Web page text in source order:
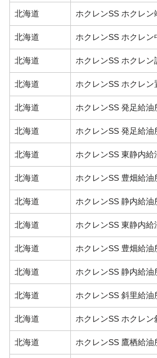
北海道 ホクレンSS ホクレン
北海道 ホクレンSS ホクレン
北海道 ホクレンSS ホクレン
北海道 ホクレンSS ホクレン
北海道 ホクレンSS 発足給油
北海道 ホクレンSS 発足給油
北海道 ホクレンSS 東静内給
北海道 ホクレンSS 豊畑給油
北海道 ホクレンSS 静内給油
北海道 ホクレンSS 東静内給
北海道 ホクレンSS 豊畑給油
北海道 ホクレンSS 静内給油
北海道 ホクレンSS 斜里給油
北海道 ホクレンSS ホクレン
北海道 ホクレンSS 鷹栖給油